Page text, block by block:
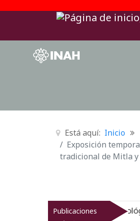
Está aquí: Inicio
Exposición
tradicional de Mitla
Publicaciones
el patrimonio arqueológico de